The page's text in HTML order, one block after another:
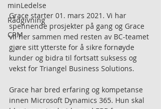
minLedelse
Rådgivning
CRM
Grace starter 01. mars 2021. Vi har
spennende prosjekter på gang og Grace
vil her sammen med resten av BC-teamet
gjøre sitt ytterste for å sikre fornøyde
kunder og bidra til fortsatt suksess og
vekst for Triangel Business Solutions.
Grace har bred erfaring og kompetanse
innen Microsoft Dynamics 365. Hun skal